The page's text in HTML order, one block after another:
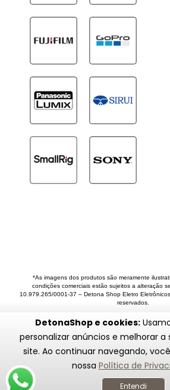
DetonaShop e cookies:
personalizar anúncios e melhorar a
site. Ao continuar navegando,
nossa Política de
Entendi
*As imagens dos produtos são meramente
condições comerciais estão sujeitos a alteração
10.979.265/0001-37 – Detona Shop Eletro
reservados.